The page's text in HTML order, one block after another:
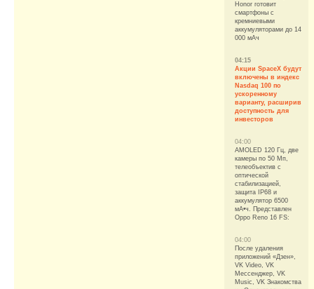
Honor готовит
смартфоны с
кремниевыми
аккумуляторами до 14
000 мАч
04:15
Акции SpaceX будут
включены в индекс
Nasdaq 100 по
ускоренному
варианту, расширив
доступность для
инвесторов
04:00
AMOLED 120 Гц, две
камеры по 50 Мп,
телеобъектив с
оптической
стабилизацией,
защита IP68 и
аккумулятор 6500
мА•ч. Представлен
Oppo Reno 16 FS:
04:00
После удаления
приложений «Дзен»,
VK Video, VK
Мессенджер, VK
Music, VK Знакомства